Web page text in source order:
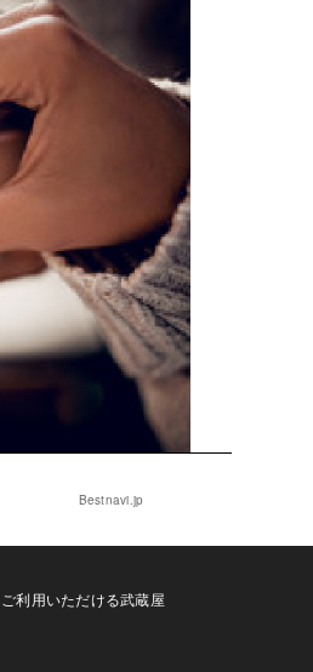
Bestnavi.jp
利用いただける武蔵屋